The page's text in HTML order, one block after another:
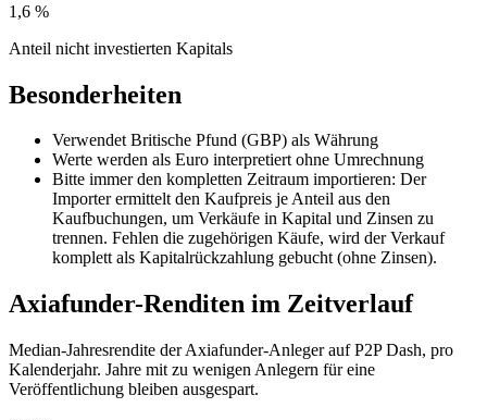
1,6 %
Anteil nicht investierten Kapitals
Besonderheiten
Verwendet Britische Pfund (GBP) als Währung
Werte werden als Euro interpretiert ohne Umrechnung
Bitte immer den kompletten Zeitraum importieren: Der
Importer ermittelt den Kaufpreis je Anteil aus den
Kaufbuchungen, um Verkäufe in Kapital und Zinsen zu
trennen. Fehlen die zugehörigen Käufe, wird der Verkauf
komplett als Kapitalrückzahlung gebucht (ohne Zinsen).
Axiafunder-Renditen im Zeitverlauf
Median-Jahresrendite der Axiafunder-Anleger auf P2P Dash, pro
Kalenderjahr. Jahre mit zu wenigen Anlegern für eine
Veröffentlichung bleiben ausgespart.